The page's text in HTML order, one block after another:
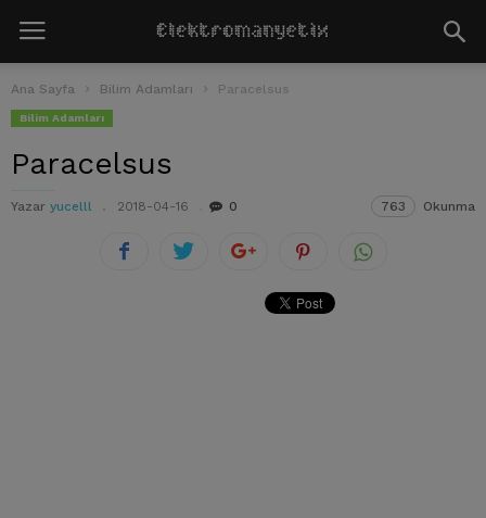
Ana Sayfa Bilim Adamları Paracelsus
Bilim Adamları
Paracelsus
Yazar yucelll 2018-04-16 0 763 Okunma